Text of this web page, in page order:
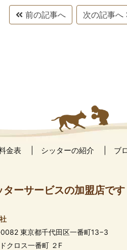
前の記事へ 次の記事へ
金表 シッターの紹介 ブ
ーサービスの加盟店です
東京都千代田区一番町13−3
クロス一番町 ２F